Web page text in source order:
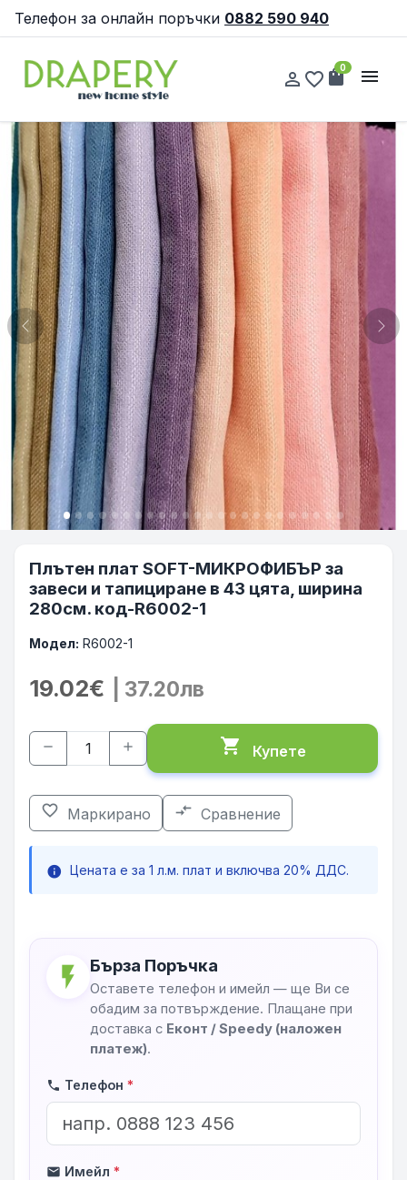
Телефон за онлайн поръчки 0882 590 940
person_outline favorite_border shopping_bag
0 menu
Previous
Плътен плат SOFT-МИКРОФИБЪР за
завеси и тапициране в 43 цята, ширина
280см. код-R6002-1
Модел: R6002-1
19.02€ | 37.20лв
remove add shopping_cart Купете
favorite_border Маркирано compare_arrows Сравнение
info Цената е за 1 л.м. плат и включва 20% ДДС.
flash_on Бърза Поръчка
Оставете телефон и имейл — ще Ви се
обадим за потвърждение. Плащане при
доставка с Еконт / Speedy (наложен
платеж).
phone Телефон *
mail Имейл *